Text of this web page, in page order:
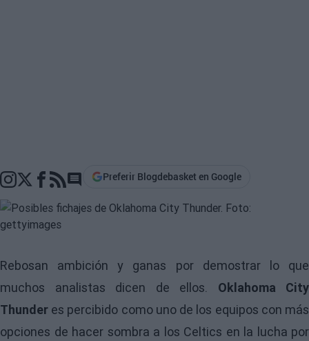
Go to comments section
Preferir Blogdebasket en Google
Rebosan ambición y ganas por demostrar lo que
muchos analistas dicen de ellos. Oklahoma City
Thunder es percibido como uno de los equipos con más
opciones de hacer sombra a los Celtics en la lucha por